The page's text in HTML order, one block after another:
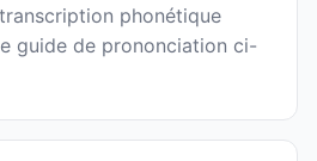
transcription phonétique
guide de prononciation ci-